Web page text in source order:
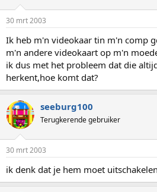
s
t
a
r
t
e
r
m
30 mrt 2003
Ik heb m'n videokaar tin m'n comp
m'n andere videokaart op m'n
ik dus met het probleem dat die
herkent,hoe komt dat?
seeburg100
Terugkerende gebruiker
30 mrt 2003
ik denk dat je hem moet